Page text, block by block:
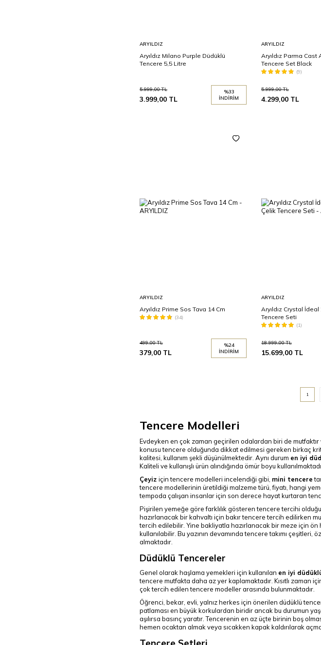
ARYILDIZ
Aryıldız Milano Purple Düdüklü
Tencere 5,5 Litre
5.999,00TL
3.999,00 TL
%33
İNDIRIM
ARYILDIZ
Aryıldız Parma Cast
Tencere Set Black
(9)
5.999,00TL
4.299,00 TL
ARYILDIZ
Aryıldız Prime Sos Tava 14 Cm
(34)
499,00TL
379,00 TL
%24
İNDIRIM
ARYILDIZ
Aryıldız Crystal
Tencere Seti
(1)
18.999,00TL
15.699,00 TL
1
Tencere Modelleri
Evdeyken en çok zaman geçirilen odalardan biri de
konusu tencere olduğunda dikkat edilmesi gereken birkaç
kalitesi, kullanım şekli düşünülmektedir. Aynı durum en iyi
Kaliteli ve kullanışlı ürün alındığında ömür boyu
Çeyiz için tencere modelleri incelendiği gibi, mini tencere
tencere modellerinin üretildiği malzeme türü, fiyatı, hangi
tempoda çalışan insanlar için son derece hayat kurtaran
Pişirilen yemeğe göre farklılık gösteren tencere tercihi
hazırlanacak bir kahvaltı için bakır tencere tercih edilirken
tercih edilebilir. Yine bakliyatla hazırlanacak bir meze için
kullanılabilir. Bu yazının devamında tencere takımı
almaktadır.
Düdüklü Tencereler
Genel olarak haşlama yemekleri için kullanılan en iyi
tencere mutfakta daha az yer kaplamaktadır. Kısıtlı zaman
çok tercih edilen tencere modeller arasında bulunmaktadır.
Öğrenci, bekar, evli, yalnız herkes için önerilen düdüklü
patlaması en büyük korkulardan biridir ancak bu durumun
aşılırsa basınç yaratır. Tencerenin en az üçte birinin boş
hemen ocaktan almak veya sıcakken kapak kaldırılarak